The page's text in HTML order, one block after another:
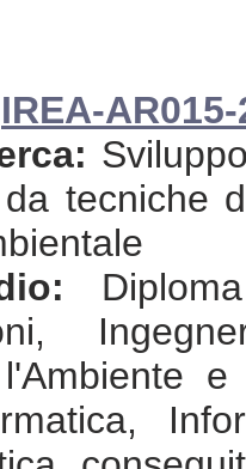
IREA-
tecniche